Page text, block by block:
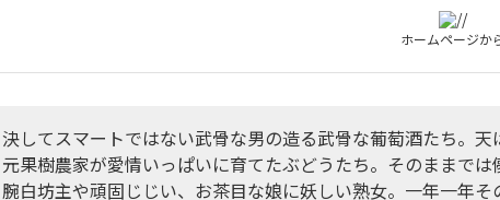
ホームページか
決してスマートではない武骨な男の造る武骨な葡萄酒たち。
元果樹農家が愛情いっぱいに育てたぶどうたち。そのままで
腕白坊主や頑固じじい、お茶目な娘に妖しい熟女。一年一年